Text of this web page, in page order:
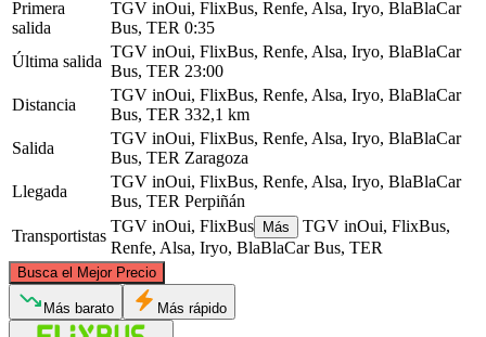
Primera
salida
TGV inOui, FlixBus, Renfe, Alsa, Iryo, BlaBlaCar
Bus, TER 0:35
Última salida
TGV inOui, FlixBus, Renfe, Alsa, Iryo, BlaBlaCar
Bus, TER 23:00
Distancia
TGV inOui, FlixBus, Renfe, Alsa, Iryo, BlaBlaCar
Bus, TER 332,1 km
Salida
TGV inOui, FlixBus, Renfe, Alsa, Iryo, BlaBlaCar
Bus, TER Zaragoza
Llegada
TGV inOui, FlixBus, Renfe, Alsa, Iryo, BlaBlaCar
Bus, TER Perpiñán
Transportistas
TGV inOui, FlixBus Más
TGV inOui, FlixBus,
Renfe, Alsa, Iryo, BlaBlaCar Bus, TER
Busca el Mejor Precio
©CARTO, © OpenStreetMapcontributors
Más barato Más rápido